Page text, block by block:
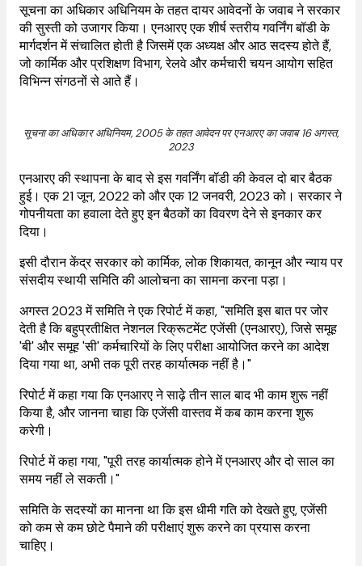
सूचना का अधिकार अधिनियम के तहत दायर आवेदनों के जवाब ने सरकार
की सुस्ती को उजागर किया। एनआरए एक शीर्ष स्तरीय गवर्निंग बॉडी के
मार्गदर्शन में संचालित होती है जिसमें एक अध्यक्ष और आठ सदस्य होते हैं,
जो कार्मिक और प्रशिक्षण विभाग, रेलवे और कर्मचारी चयन आयोग सहित
विभिन्न संगठनों से आते हैं।
सूचना का अधिकार अधिनियम, 2005 के तहत आवेदन पर एनआरए का जवाब 16 अगस्त,
2023
एनआरए की स्थापना के बाद से इस गवर्निंग बॉडी की केवल दो बार बैठक
हुई। एक 21 जून, 2022 को और एक 12 जनवरी, 2023 को। सरकार ने
गोपनीयता का हवाला देते हुए इन बैठकों का विवरण देने से इनकार कर
दिया।
इसी दौरान केंद्र सरकार को कार्मिक, लोक शिकायत, कानून और न्याय पर
संसदीय स्थायी समिति की आलोचना का सामना करना पड़ा।
अगस्त 2023 में समिति ने एक रिपोर्ट में कहा, "समिति इस बात पर जोर
देती है कि बहुप्रतीक्षित नेशनल रिक्रूटमेंट एजेंसी (एनआरए), जिसे समूह
'बी' और समूह 'सी' कर्मचारियों के लिए परीक्षा आयोजित करने का आदेश
दिया गया था, अभी तक पूरी तरह कार्यात्मक नहीं है।"
रिपोर्ट में कहा गया कि एनआरए ने साढ़े तीन साल बाद भी काम शुरू नहीं
किया है, और जानना चाहा कि एजेंसी वास्तव में कब काम करना शुरू
करेगी।
रिपोर्ट में कहा गया, "पूरी तरह कार्यात्मक होने में एनआरए और दो साल का
समय नहीं ले सकती।"
समिति के सदस्यों का मानना था कि इस धीमी गति को देखते हुए, एजेंसी
को कम से कम छोटे पैमाने की परीक्षाएं शुरू करने का प्रयास करना
चाहिए।